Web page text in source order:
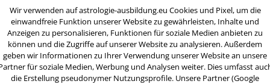
im Leben eines Menschen, seine Geburt und
exakter Berechnung und Wirklichkeit: Für
exakt berechnet. Daraus ergibt sich eine
exakt interpretieren und klammert sich an eine
Wir verwenden auf astrologie-ausbildung.eu Cookies und Pixel, um die
einwandfreie Funktion unserer Website zu gewährleisten, Inhalte und
Anzeigen zu personalisieren, Funktionen für soziale Medien anbieten zu
können und die Zugriffe auf unserer Website zu analysieren. Außerdem
geben wir Informationen zu Ihrer Verwendung unserer Website an unsere
für soziale Medien, Werbung und Analysen weiter. Dies umfasst
die Erstellung pseudonymer Nutzungsprofile. Unsere Partner (Google